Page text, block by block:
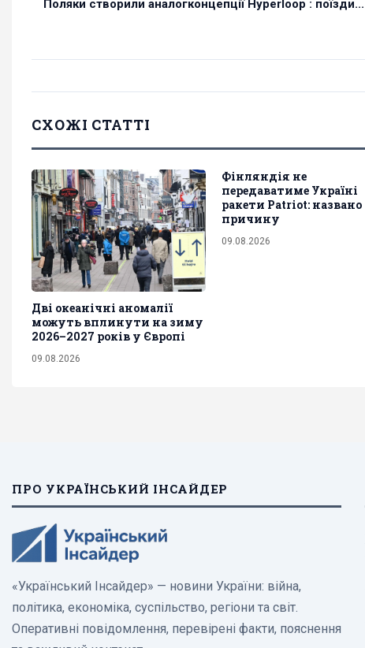
Поляки створили аналогконцепції Hyperloop : поїзди...
СХОЖІ СТАТТІ
Дві океанічні аномалії
можуть вплинути на зиму
2026–2027 років у Європі
09.08.2026
Фінляндія не
передаватиме Україні
ракети Patriot: названо
причину
09.08.2026
ПРО УКРАЇНСЬКИЙ ІНСАЙДЕР
«Український Інсайдер» — новини України: війна,
політика, економіка, суспільство, регіони та світ.
Оперативні повідомлення, перевірені факти, пояснення